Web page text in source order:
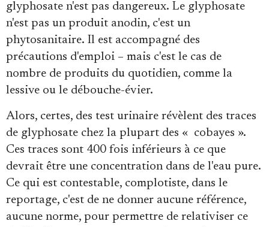
glyphosate n'est pas dangereux. Le glyphosate
n'est pas un produit anodin, c'est un
phytosanitaire. Il est accompagné des
précautions d'emploi – mais c'est le cas de
nombre de produits du quotidien, comme la
lessive ou le débouche-évier.
Alors, certes, des test urinaire révèlent des traces
de glyphosate chez la plupart des « cobayes ».
Ces traces sont 400 fois inférieurs à ce que
devrait être une concentration dans de l'eau pure.
Ce qui est contestable, complotiste, dans le
reportage, c'est de ne donner aucune référence,
aucune norme, pour permettre de relativiser ce